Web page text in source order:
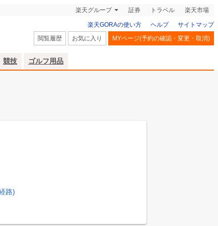
楽天グループ 証券 トラベル 楽天市場
楽天GORAの使い方 ヘルプ
サイトマップ
閲覧履歴
お気に入り MYページ(予約の確認・変更・取消)
競技 ゴルフ用品
路)